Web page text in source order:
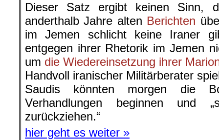
Dieser Satz ergibt keinen Sinn,
anderthalb Jahre alten Berichten
im Jemen schlicht keine Iraner
entgegen ihrer Rhetorik im Jemen
um die Wiedereinsetzung ihrer
Handvoll iranischer Militärberater
Saudis könnten morgen die
Verhandlungen beginnen und
zurückziehen.“
hier geht es weiter »